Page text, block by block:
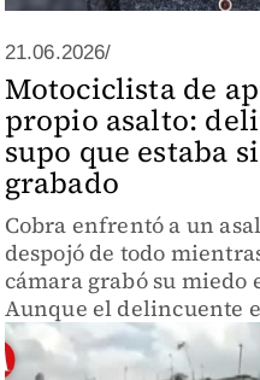
21.06.2026/
Motociclista de
propio asalto:
supo que estaba
grabado
Cobra enfrentó a un
despojó de todo
cámara grabó su miedo
Aunque el delincuente
vive con terror.
trabajar sin saber si